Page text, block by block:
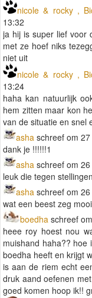
nicole & rocky ,
13:32
ja hij is super lief voor
met ze hoef niks
niet uit
nicole & rocky ,
13:24
haha kan natuurlijk
hem zitten maar kon
van de situatie en snel
asha schreef om
dank je !!!!!!1
asha schreef om
leuk die tegen
asha schreef om
wat een beest zeg
boedha schreef
heee roy hoest nou
muishand haha?? hoe
boedha heeft en krijgt
is aan de riem echt
druk aand oefenen
goed komen hoop ik!!